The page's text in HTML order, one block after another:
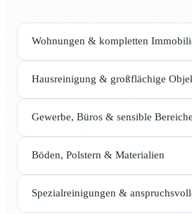
Wohnungen & kompletten
Hausreinigung & großflächige
Gewerbe, Büros & sensible Bereiche
Böden, Polstern & Materialien
Spezialreinigungen &